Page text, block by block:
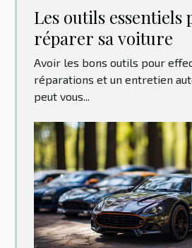
Les outils essentiels
réparer sa voiture
Avoir les bons outils pour
réparations et un entretien
peut vous...